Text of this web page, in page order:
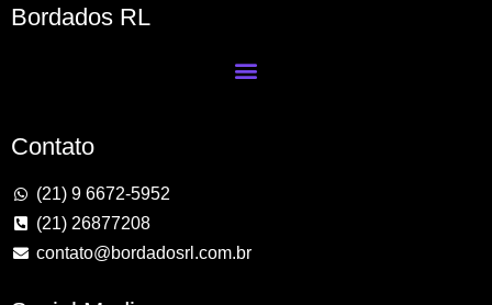
Bordados RL
Contato
(21) 9 6672-5952
(21) 26877208
contato@bordadosrl.com.br